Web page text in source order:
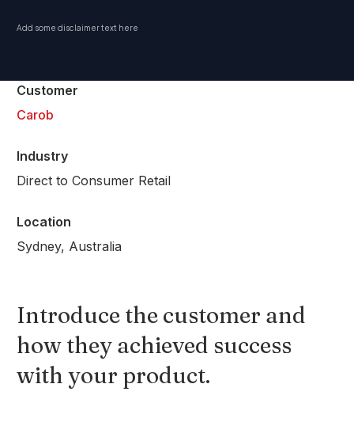
Add some disclaimer text here
Customer
Carob
Industry
Direct to Consumer Retail
Location
Sydney, Australia
Introduce the customer and
how they achieved success
with your product.